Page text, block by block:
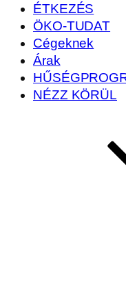
ÉTKEZÉS
ÖKO-TUDAT
Cégeknek
Árak
NÉZZ KÖRÜL